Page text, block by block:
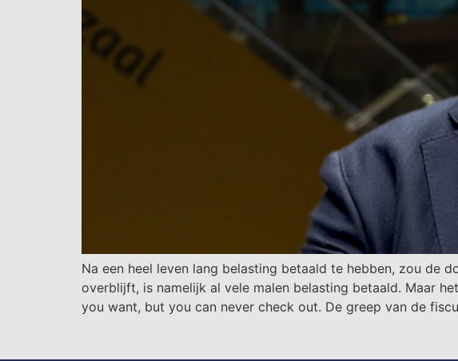
Na een heel leven lang belasting betaald te hebben, zou de
overblijft, is namelijk al vele malen belasting betaald. Maar
you want, but you can never check out. De greep van de